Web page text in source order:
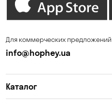
Ирпень
Катериновка
Для коммерческих предложений
info@hophey.ua
Каталог